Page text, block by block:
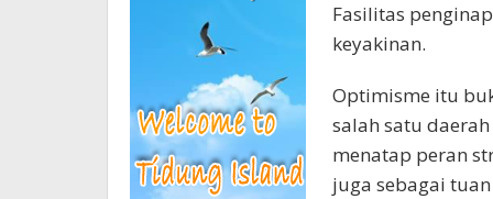
Fasilitas
keyakinan.
Optimisme itu
salah satu
menatap peran
juga sebagai